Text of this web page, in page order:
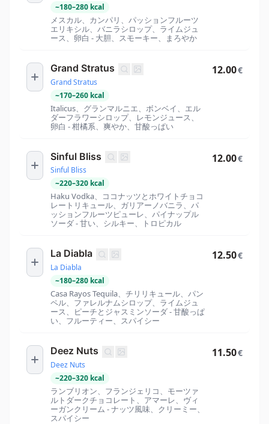
~180–280 kcal
メスカル、カンパリ、パッションフルーツ
エリキシル、バニラシロップ、ライムジュ
ース、卵白 - 大胆、スモーキー、まろやか
Grand Stratus
Grand Stratus
~170–260 kcal
Italicus、グランマルニエ、ボンベイ、エル
ダーフラワーシロップ、レモンジュース、
卵白 - 柑橘系、爽やか、甘酸っぱい
12.00€
Sinful Bliss
Sinful Bliss
~220–320 kcal
Haku Vodka、ココナッツとホワイトチョコ
レートリキュール、ガリアーノバニラ、パ
ッションフルーツピューレ、パイナップル
ソーダ - 甘い、シルキー、トロピカル
12.00€
La Diabla
La Diabla
~180–280 kcal
Casa Rayos Tequila、チリリキュール、パン
ペル、ファレルナムシロップ、ライムジュ
ース、ピーチとジャスミンソーダ - 甘酸っぱ
い、フルーティー、スパイシー
12.50€
Deez Nuts
Deez Nuts
~220–320 kcal
ランブリオン、フランジェリコ、モーツァ
ルトダークチョコレート、アマーレ、ヴィ
ーガンクリーム - ナッツ風味、クリーミー、
スパイシー
11.50€